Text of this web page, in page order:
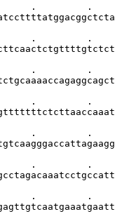
.         .
.         .
.         .
.         .
.         .
.         .
.         .